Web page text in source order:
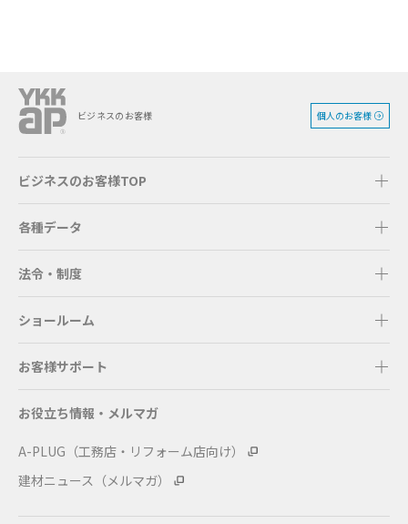
ビジネスのお客様 個人のお客様
ビジネスのお客様TOP
各種データ
法令・制度
ショールーム
お客様サポート
お役立ち情報・メルマガ
A-PLUG（工務店・リフォーム店向け）
建材ニュース（メルマガ）